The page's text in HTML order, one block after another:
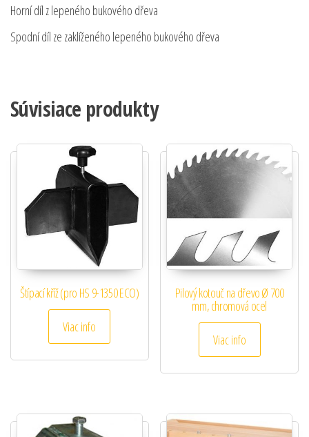
Horní díl z lepeného bukového dřeva
Spodní díl ze zaklíženého lepeného bukového dřeva
Súvisiace produkty
Štípací kříž (pro HS 9-1350 ECO)
Viac info
Pilový kotouč na dřevo Ø 700
mm, chromová ocel
Viac info